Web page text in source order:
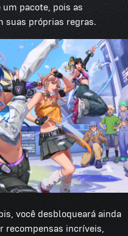
pacote, pois as
suas próprias regras.
você desbloqueará ainda
recompensas incríveis,